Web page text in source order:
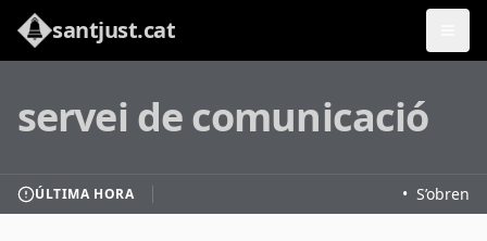
santjust.cat
servei de comunicació
ÚLTIMA HORA S’obren